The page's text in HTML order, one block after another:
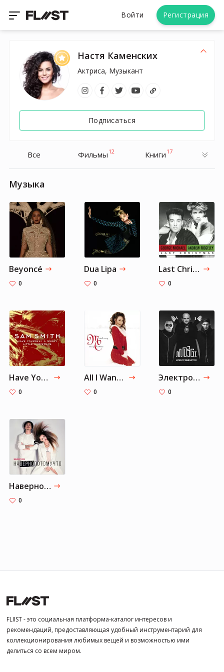
Войти Регистрация
Настя Каменских
Актриса, Музыкант
Подписаться
Все Фильмы 12 Книги 17
Музыка
Beyoncé
0
Dua Lipa
0
Last Christmas - Remastered
0
Have Yourself A Merry Little Christmas
0
All I Want for Christmas Is You
0
Электрошаурма
0
Навернопотомучто
0
FLIIST - это социальная платформа-каталог интересов и
рекомендаций, предоставляющая удобный инструментарий для
коллекционирования любимых вещей и возможностью ими
делиться со всем миром.